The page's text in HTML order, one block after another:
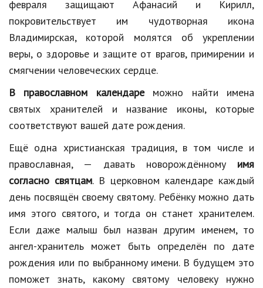
февраля защищают Афанасий и Кирилл,
покровительствует им чудотворная икона
Владимирская, которой молятся об укреплении
веры, о здоровье и защите от врагов, примирении и
смягчении человеческих сердце.
В православном календареможно найти имена
святых хранителей и название иконы, которые
соответствуют вашей дате рождения.
Ещё одна христианская традиция, в том числе и
православная, — давать новорождённому имя
согласно святцам. В церковном календаре каждый
день посвящён своему святому. Ребёнку можно дать
имя этого святого, и тогда он станет хранителем.
Если даже малыш был назван другим именем, то
ангел-хранитель может быть определён по дате
рождения или по выбранному имени. В будущем это
поможет знать, какому святому человеку нужно